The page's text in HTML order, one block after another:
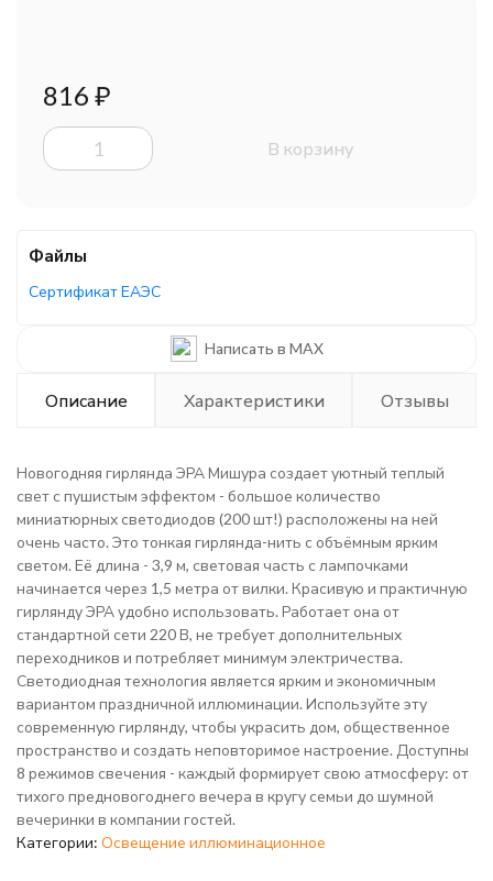
816 ₽
В корзину
Файлы
Сертификат ЕАЭС
Написать в MAX
Описание Характеристики Отзывы
Новогодняя гирлянда ЭРА Мишура создает уютный теплый
свет с пушистым эффектом - большое количество
миниатюрных светодиодов (200 шт!) расположены на ней
очень часто. Это тонкая гирлянда-нить с объёмным ярким
светом. Её длина - 3,9 м, световая часть с лампочками
начинается через 1,5 метра от вилки. Красивую и практичную
гирлянду ЭРА удобно использовать. Работает она от
стандартной сети 220 В, не требует дополнительных
переходников и потребляет минимум электричества.
Светодиодная технология является ярким и экономичным
вариантом праздничной иллюминации. Используйте эту
современную гирлянду, чтобы украсить дом, общественное
пространство и создать неповторимое настроение. Доступны
8 режимов свечения - каждый формирует свою атмосферу: от
тихого предновогоднего вечера в кругу семьи до шумной
вечеринки в компании гостей.
Категории: Освещение иллюминационное